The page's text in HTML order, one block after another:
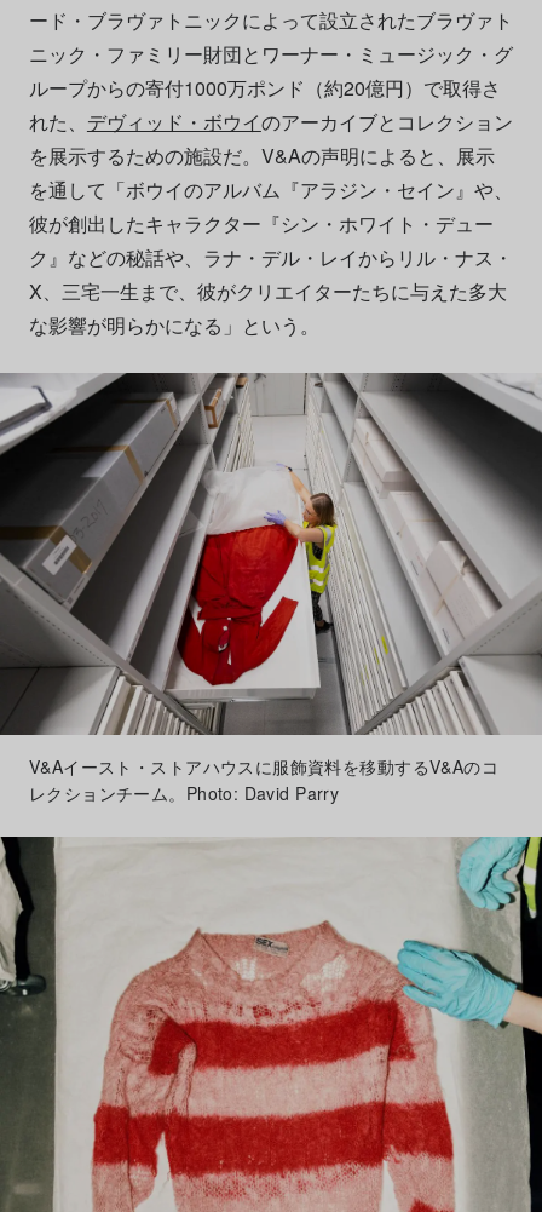
ード・ブラヴァトニックによって設立されたブラヴァト
ニック・ファミリー財団とワーナー・ミュージック・グ
ループからの寄付1000万ポンド（約20億円）で取得さ
れた、 デヴィッド・ボウイのアーカイブとコレクション
を展示するための施設だ。V&Aの声明によると、展示
を通して「ボウイのアルバム『アラジン・セイン』や、
彼が創出したキャラクター『シン・ホワイト・デュー
ク』などの秘話や、ラナ・デル・レイからリル・ナス・
X、三宅一生まで、彼がクリエイターたちに与えた多大
な影響が明らかになる」という。
V&Aイースト・ストアハウスに服飾資料を移動するV&Aのコ
レクションチーム。Photo: David Parry